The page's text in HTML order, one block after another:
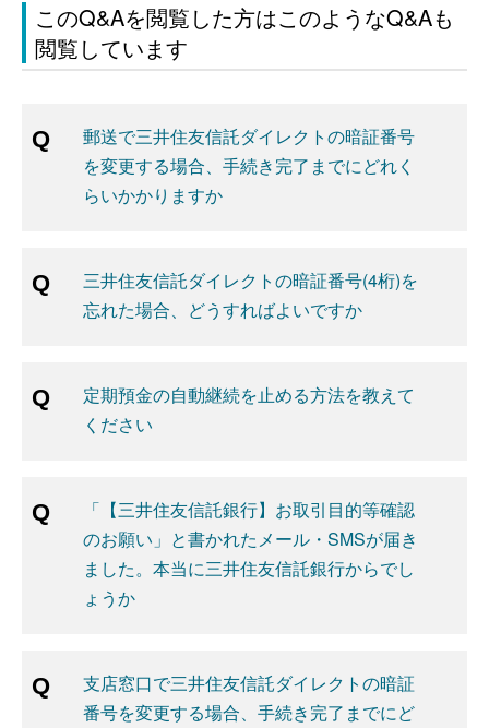
このQ&Aを閲覧した方はこのようなQ&Aも
閲覧しています
郵送で三井住友信託ダイレクトの暗証番号
を変更する場合、手続き完了までにどれく
らいかかりますか
三井住友信託ダイレクトの暗証番号(4桁)を
忘れた場合、どうすればよいですか
定期預金の自動継続を止める方法を教えて
ください
「【三井住友信託銀行】お取引目的等確認
のお願い」と書かれたメール・SMSが届き
ました。本当に三井住友信託銀行からでし
ょうか
支店窓口で三井住友信託ダイレクトの暗証
番号を変更する場合、手続き完了までにど